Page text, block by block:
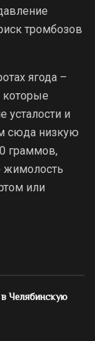
тромбозов
ягода –
которые
усталости и
сюда низкую
граммов,
жимолость
или
Челябинскую